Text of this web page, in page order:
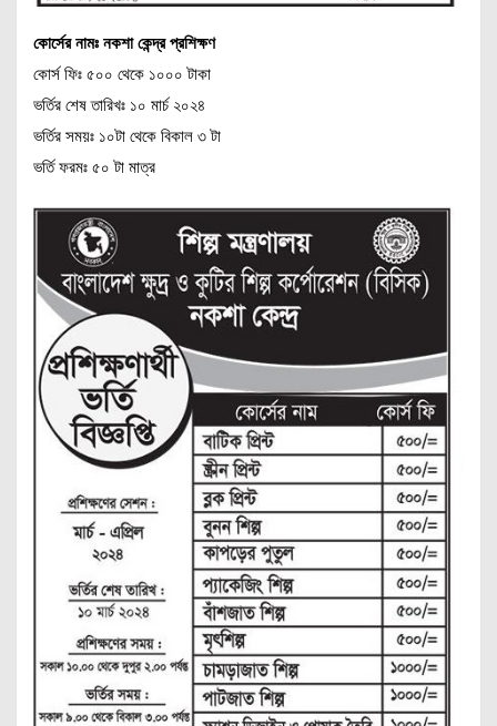
কোর্সের নামঃ নকশা কেন্দ্র প্রশিক্ষণ
কোর্স ফিঃ ৫০০ থেকে ১০০০ টাকা
ভর্তির শেষ তারিখঃ ১০ মার্চ ২০২৪
ভর্তির সময়ঃ ১০টা থেকে বিকাল ৩ টা
ভর্তি ফরমঃ ৫০ টা মাত্র